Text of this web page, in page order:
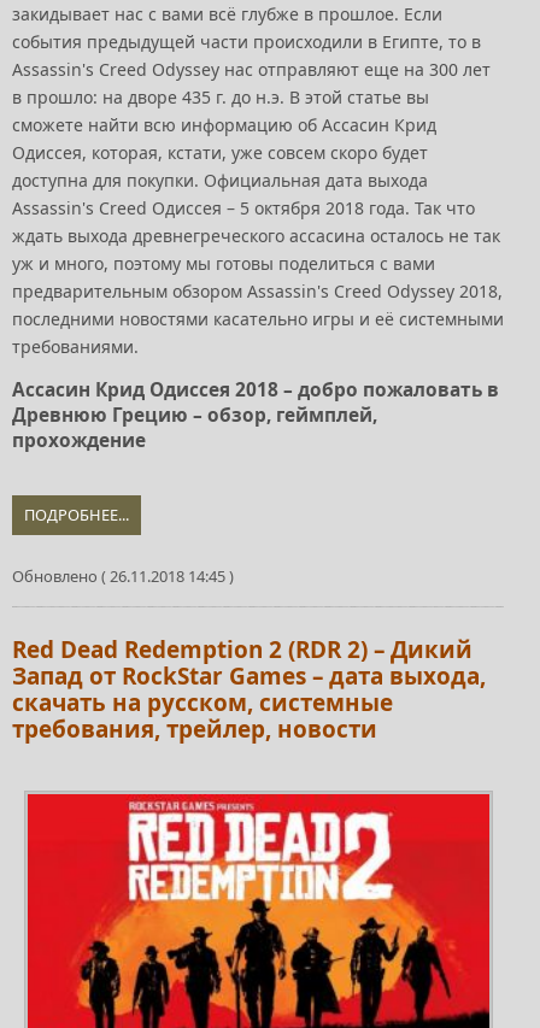
закидывает нас с вами всё глубже в прошлое. Если
события предыдущей части происходили в Египте, то в
Assassin's Creed Odyssey нас отправляют еще на 300 лет
в прошло: на дворе 435 г. до н.э. В этой статье вы
сможете найти всю информацию об Ассасин Крид
Одиссея, которая, кстати, уже совсем скоро будет
доступна для покупки. Официальная дата выхода
Assassin's Creed Одиссея – 5 октября 2018 года. Так что
ждать выхода древнегреческого ассасина осталось не так
уж и много, поэтому мы готовы поделиться с вами
предварительным обзором Assassin's Creed Odyssey 2018,
последними новостями касательно игры и её системными
требованиями.
Ассасин Крид Одиссея 2018 – добро пожаловать в
Древнюю Грецию – обзор, геймплей,
прохождение
ПОДРОБНЕЕ...
Обновлено ( 26.11.2018 14:45 )
Red Dead Redemption 2 (RDR 2) – Дикий
Запад от RockStar Games – дата выхода,
скачать на русском, системные
требования, трейлер, новости